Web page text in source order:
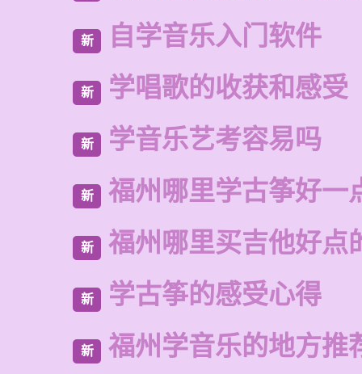
新 自学音乐入门软件
新 学唱歌的收获和感受
新 学音乐艺考容易吗
新 福州哪里学古筝好一
新 福州哪里买吉他好点
新 学古筝的感受心得
新 福州学音乐的地方推